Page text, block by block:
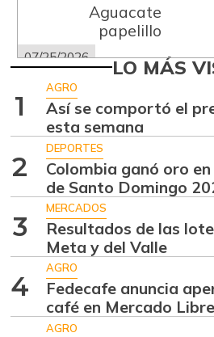
Aguacate
papelillo
07/25/2026
07/25/2026
Ajo
07/25/2026
Alas de pollo sin
costillar
07/25/2026
Apio
07/25/2026
Arracacha blanca
LO MÁS
1
AGRO
Así se comportó el
esta semana
2
DEPORTES
Colombia ganó oro
de Santo Domingo
3
MERCADOS
Resultados de las
Meta y del Valle
4
AGRO
Fedecafe anuncia
café en Mercado Libre
AGRO